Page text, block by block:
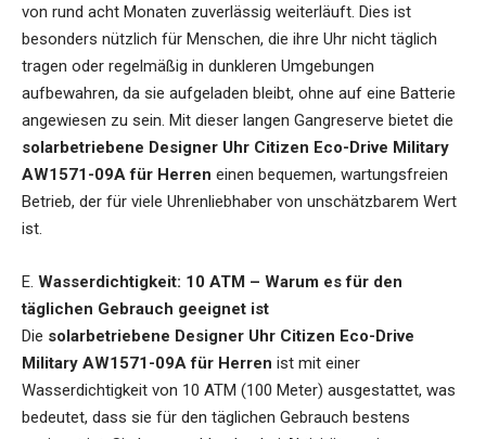
von rund acht Monaten zuverlässig weiterläuft. Dies ist
besonders nützlich für Menschen, die ihre Uhr nicht täglich
tragen oder regelmäßig in dunkleren Umgebungen
aufbewahren, da sie aufgeladen bleibt, ohne auf eine Batterie
angewiesen zu sein. Mit dieser langen Gangreserve bietet die
solarbetriebene Designer Uhr Citizen Eco-Drive Military
AW1571-09A für Herren einen bequemen, wartungsfreien
Betrieb, der für viele Uhrenliebhaber von unschätzbarem Wert
ist.
E. Wasserdichtigkeit: 10 ATM – Warum es für den
täglichen Gebrauch geeignet ist
Die solarbetriebene Designer Uhr Citizen Eco-Drive
Military AW1571-09A für Herren ist mit einer
Wasserdichtigkeit von 10 ATM (100 Meter) ausgestattet, was
bedeutet, dass sie für den täglichen Gebrauch bestens